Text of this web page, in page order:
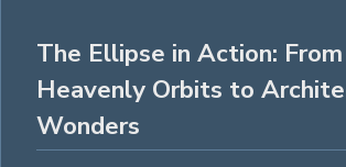
The Ellipse in Action: From
Heavenly Orbits to
Wonders